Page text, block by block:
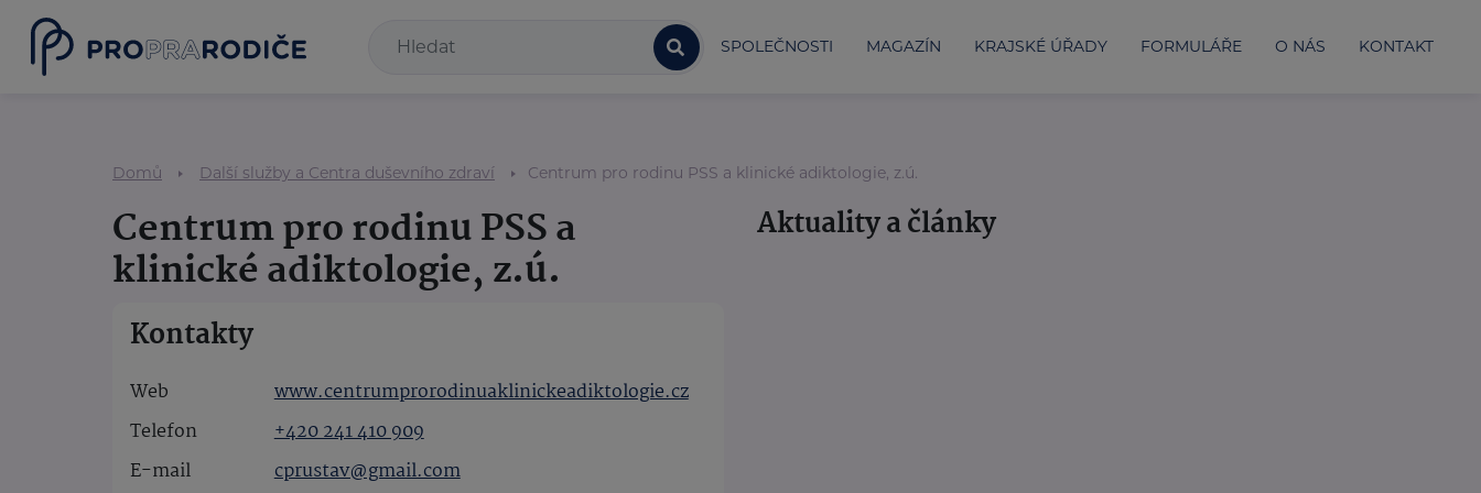
SPOLEČNOSTI MAGAZÍN KRAJSKÉ ÚŘADY FORMULÁŘE O NÁS KONTAKT
Domů Další služby a Centra duševního zdraví Centrum pro rodinu PSS a klinické adiktologie, z.ú.
Centrum pro rodinu PSS a
klinické adiktologie, z.ú.
Kontakty
Web
www.centrumprorodinuaklinickeadiktologie.cz
Telefon
+420 241 410 909
E-mail
cprustav@gmail.com
Aktuality a články